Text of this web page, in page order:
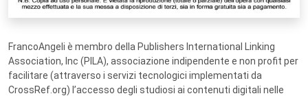
FrancoAngeli è membro della Publishers International Linking
Association, Inc (PILA), associazione indipendente e non profit per
facilitare (attraverso i servizi tecnologici implementati da
CrossRef.org) l’accesso degli studiosi ai contenuti digitali nelle